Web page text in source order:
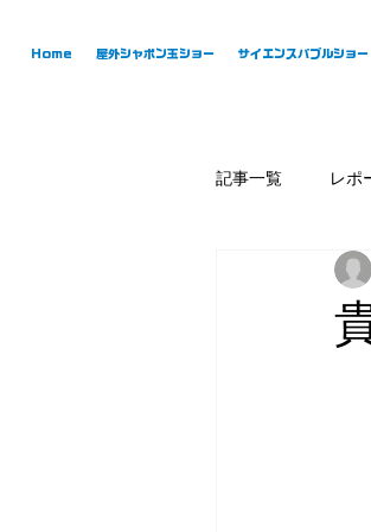
Home 屋外シャボン玉ショー サイエンスバブルショー
記事一覧 レポ